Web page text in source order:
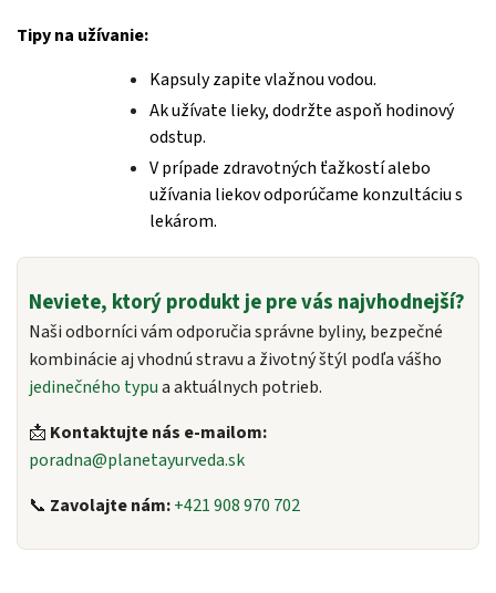
Tipy na užívanie:
Kapsuly zapite vlažnou vodou.
Ak užívate lieky, dodržte aspoň hodinový
odstup.
V prípade zdravotných ťažkostí alebo
užívania liekov odporúčame konzultáciu s
lekárom.
Neviete, ktorý produkt je pre vás najvhodnejší?
Naši odborníci vám odporučia správne byliny, bezpečné
kombinácie aj vhodnú stravu a životný štýl podľa vášho
jedinečného typua aktuálnych potrieb.
📩 Kontaktujte nás e-mailom:
poradna@planetayurveda.sk
📞 Zavolajte nám:+421 908 970 702